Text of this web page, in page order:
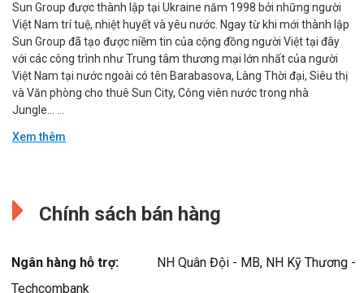
Sun Group được thành lập tại Ukraine năm 1998 bởi những người
Việt Nam trí tuệ, nhiệt huyết và yêu nước. Ngay từ khi mới thành lập
Sun Group đã tạo được niềm tin của cộng đồng người Việt tại đây
với các công trình như Trung tâm thương mại lớn nhất của người
Việt Nam tại nước ngoài có tên Barabasova, Làng Thời đại, Siêu thị
và Văn phòng cho thuê Sun City, Công viên nước trong nhà
Jungle… ...
Xem thêm
Sun Group được thành lập tại Ukraine năm 1998 bởi những người
Việt Nam trí tuệ, nhiệt huyết và yêu nước. Ngay từ khi mới thành lập
Việt Nam tại nước ngoài có tên Barabasova, Làng Thời đại, Siêu thị
và Văn phòng cho thuê Sun City, Công viên nước trong nhà
Chính sách bán hàng
Ngân hàng hỗ trợ:
NH Quân Đội - MB, NH Kỹ Thương -
Techcombank